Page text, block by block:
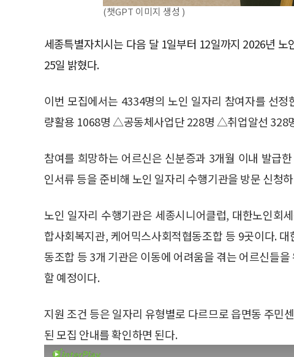
(챗GPT 이미지 생성 )
세종특별자치시는 다음 달 1일부터 12일까지 2026년
25일 밝혔다.
이번 모집에서는 4334명의 노인 일자리 참여자를 선
량활용 1068명 △공동체사업단 228명 △취업알선 328
참여를 희망하는 어르신은 신분증과 3개월 이내 발급
인서류 등을 준비해 노인 일자리 수행기관을 방문 신청
노인 일자리 수행기관은 세종시니어클럽, 대한노인회
합사회복지관, 케어믹스사회적협동조합 등 9곳이다.
동조합 등 3개 기관은 이동에 어려움을 겪는 어르신들
할 예정이다.
지원 조건 등은 일자리 유형별로 다르므로 읍면동 주민
된 모집 안내를 확인하면 된다.